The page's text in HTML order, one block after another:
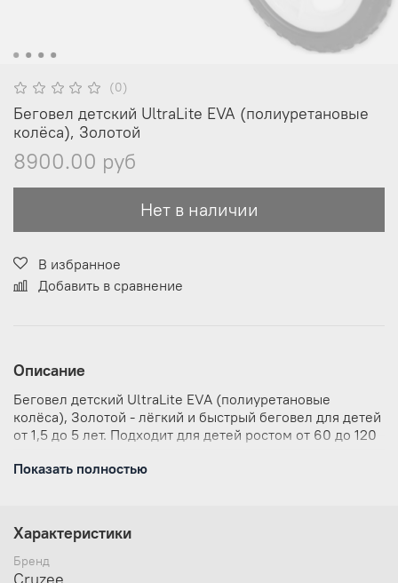
(0)
Беговел детский UltraLite EVA (полиуретановые
колёса), Золотой
8900.00 руб
Нет в наличии
В избранное
Добавить в сравнение
Описание
Беговел детский UltraLite EVA (полиуретановые
колёса), Золотой - лёгкий и быстрый беговел для детей
от 1,5 до 5 лет. Подходит для детей ростом от 60 до 120
Изготовлен из анодированного алюминия, не
подверженного ржавчине! Руль и сиденье
Показать полностью
Характеристики
Бренд